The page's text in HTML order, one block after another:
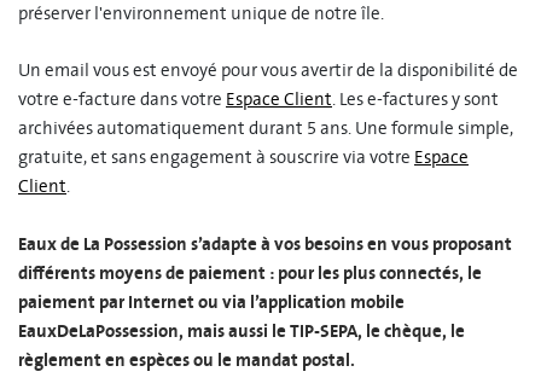
préserver l'environnement unique de notre île.
Un email vous est envoyé pour vous avertir de la disponibilité de
votre e-facture dans votre Espace Client. Les e-factures y sont
archivées automatiquement durant 5 ans. Une formule simple,
gratuite, et sans engagement à souscrire via votre Espace
Client.
Eaux de La Possession s’adapte à vos besoins en vous proposant
différents moyens de paiement : pour les plus connectés, le
paiement par Internet ou via l’application mobile
EauxDeLaPossession, mais aussi le TIP-SEPA, le chèque, le
règlement en espèces ou le mandat postal.